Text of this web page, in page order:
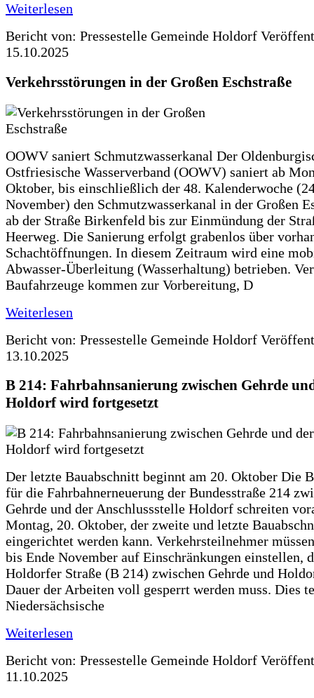
Weiterlesen
Bericht von: Pressestelle Gemeinde Holdorf
15.10.2025
Verkehrsstörungen in der Großen Eschstraße
OOWV saniert Schmutzwasserkanal Der
Ostfriesische Wasserverband (OOWV) saniert ab
Oktober, bis einschließlich der 48. Kalenderwoche
November) den Schmutzwasserkanal in der Großen
ab der Straße Birkenfeld bis zur Einmündung der
Heerweg. Die Sanierung erfolgt grabenlos über
Schachtöffnungen. In diesem Zeitraum wird eine
Abwasser-Überleitung (Wasserhaltung) betrieben.
Baufahrzeuge kommen zur Vorbereitung, D
Weiterlesen
Bericht von: Pressestelle Gemeinde Holdorf
13.10.2025
B 214: Fahrbahnsanierung zwischen Gehrde
Holdorf wird fortgesetzt
Der letzte Bauabschnitt beginnt am 20. Oktober Die
für die Fahrbahnerneuerung der Bundesstraße 214
Gehrde und der Anschlussstelle Holdorf schreiten
Montag, 20. Oktober, der zweite und letzte
eingerichtet werden kann. Verkehrsteilnehmer
bis Ende November auf Einschränkungen einstellen,
Holdorfer Straße (B 214) zwischen Gehrde und
Dauer der Arbeiten voll gesperrt werden muss. Dies
Niedersächsische
Weiterlesen
Bericht von: Pressestelle Gemeinde Holdorf
11.10.2025